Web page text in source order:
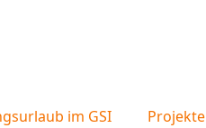
im GSI Projekte